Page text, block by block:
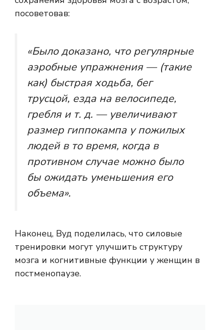
посоветовав:
«Было доказано, что регулярные
аэробные упражнения — (такие
как) быстрая ходьба, бег
трусцой, езда на велосипеде,
гребля и т. д. — увеличивают
размер гиппокампа у пожилых
людей в то время, когда в
противном случае можно было
бы ожидать уменьшения его
объема».
Наконец, Вуд поделилась, что силовые
тренировки могут улучшить структуру
мозга и когнитивные функции у женщин в
постменопаузе.